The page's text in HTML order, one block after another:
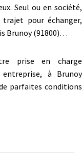
Seul ou en société,
pour échanger,
Brunoy (91800)…
prise en charge
à Brunoy
parfaites conditions